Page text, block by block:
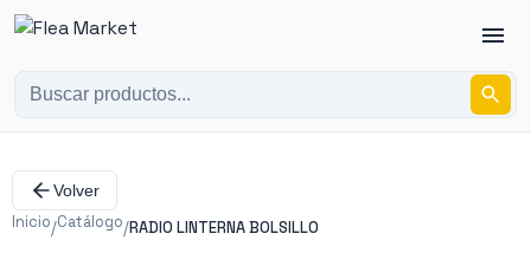
Volver
Inicio/Catálogo/RADIO LINTERNA BOLSILLO